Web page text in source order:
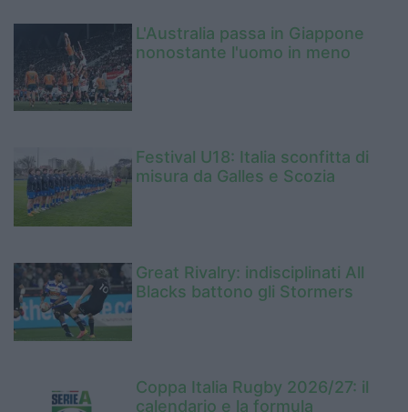
L'Australia passa in Giappone
nonostante l'uomo in meno
Festival U18: Italia sconfitta di
misura da Galles e Scozia
Great Rivalry: indisciplinati All
Blacks battono gli Stormers
Coppa Italia Rugby 2026/27: il
calendario e la formula